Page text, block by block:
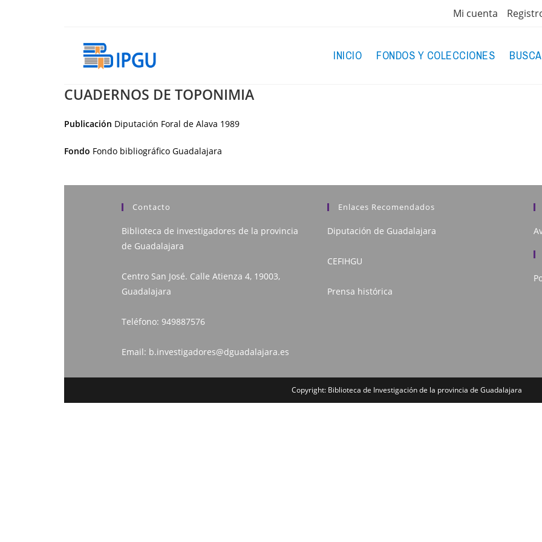
Mi cuenta
INICIO FONDOS Y COLECCIONES
CUADERNOS DE TOPONIMIA
Publicación Diputación Foral de Alava 1989
Fondo Fondo bibliográfico Guadalajara
Contacto
Biblioteca de investigadores de la provincia
de Guadalajara
Centro San José. Calle Atienza 4, 19003,
Guadalajara
Teléfono: 949887576
Email: b.investigadores@dguadalajara.es
Enlaces Recomendados
Diputación de Guadalajara
CEFIHGU
Prensa histórica
Copyright: Biblioteca de Investigación de la provincia de Guadalajara